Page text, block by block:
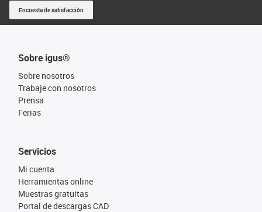
Encuesta de satisfacción
Sobre igus®
Sobre nosotros
Trabaje con nosotros
Prensa
Ferias
Servicios
Mi cuenta
Herramientas online
Muestras gratuitas
Portal de descargas CAD